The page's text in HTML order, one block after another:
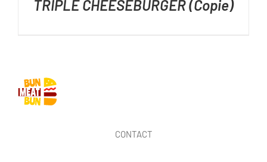
TRIPLE CHEESEBURGER (Copie)
CONTACT